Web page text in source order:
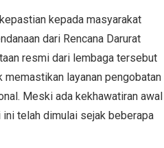
kepada masyarakat
dari Rencana Darurat
resmi dari lembaga tersebut
layanan pengobatan
Meski ada kekhawatiran awal
telah dimulai sejak beberapa